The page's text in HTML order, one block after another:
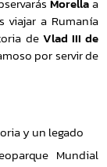
Morellaa
viajar a Rumanía
de Vlad III de
por servir de
y un legado
Mundial